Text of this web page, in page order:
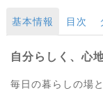
基本情報 目次
自分らしく、心
毎日の暮らしの場